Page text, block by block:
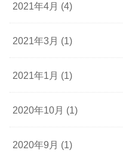
2021年4月 (4)
2021年3月 (1)
2021年1月 (1)
2020年10月 (1)
2020年9月 (1)